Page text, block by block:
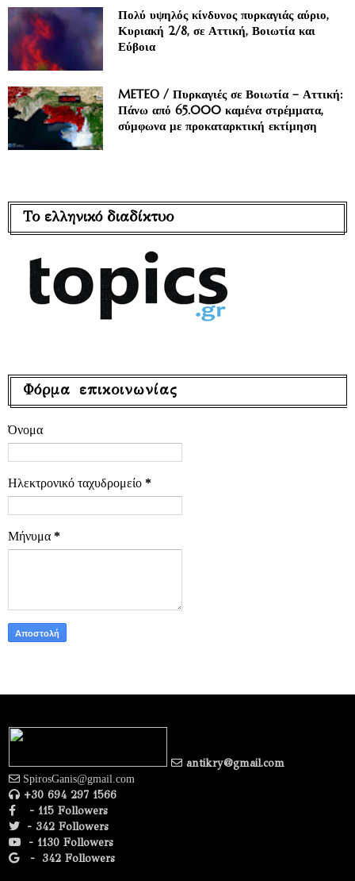
Πολύ υψηλός κίνδυνος πυρκαγιάς αύριο,
Κυριακή 2/8, σε Αττική, Βοιωτία και
Εύβοια
METEO / Πυρκαγιές σε Βοιωτία – Αττική:
Πάνω από 65.000 καμένα στρέμματα,
σύμφωνα με προκαταρκτική εκτίμηση
Το ελληνικό διαδίκτυο
Φόρμα επικοινωνίας
Όνομα
Ηλεκτρονικό ταχυδρομείο *
Μήνυμα *
antikry@gmail.com
SpirosGanis@gmail.com
+30 694 297 1566
- 115 Followers
- 342 Followers
- 1130 Followers
- 342 Followers